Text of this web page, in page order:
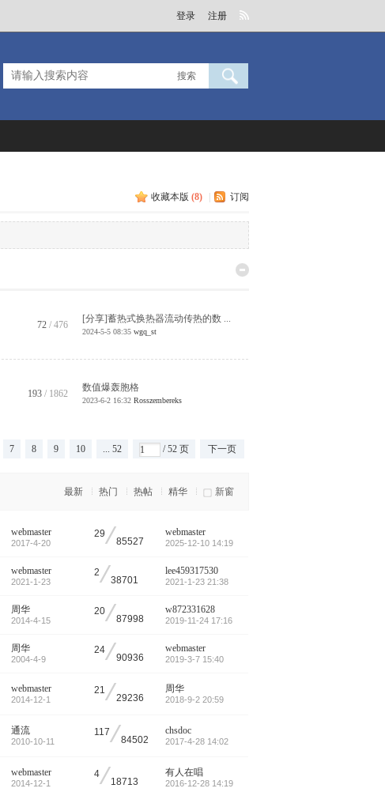
登录 注册
搜索
收藏本版 (8) 订阅
72 / 476
[分享]蓄热式换热器流动传热的数 ...
2024-5-5 08:35 wgq_st
193 / 1862
数值爆轰胞格
2023-6-2 16:32 Rosszembereks
7 8 9 10 ... 52 / 52 页 下一页
最新 热门 热帖 精华 新窗
webmaster
2017-4-20
29/85527
webmaster
2025-12-10 14:19
webmaster
2021-1-23
2/38701
lee459317530
2021-1-23 21:38
周华
2014-4-15
20/87998
w872331628
2019-11-24 17:16
周华
2004-4-9
24/90936
webmaster
2019-3-7 15:40
webmaster
2014-12-1
21/29236
周华
2018-9-2 20:59
通流
2010-10-11
117/84502
chsdoc
2017-4-28 14:02
webmaster
2014-12-1
4/18713
有人在唱
2016-12-28 14:19